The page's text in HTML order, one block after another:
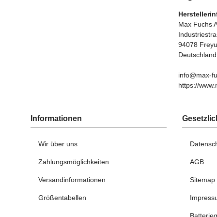
Max Fuchs
94078
info@max-
https://
Informationen
Wir über uns
Zahlungsmöglichkeiten
Versandinformationen
Größentabellen
AGB
Sitemap